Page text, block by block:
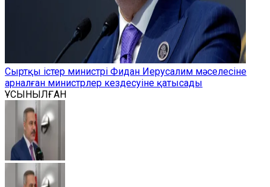
Сыртқы істер министрі Фидан Иерусалим мәселесіне
арналған министрлер кездесуіне қатысады
ҰСЫНЫЛҒАН